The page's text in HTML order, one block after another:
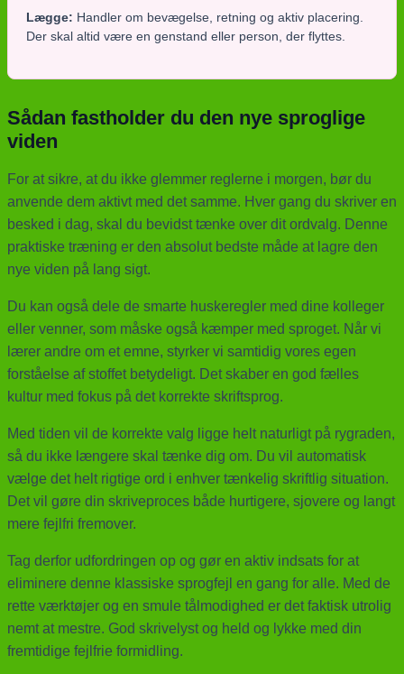
Lægge: Handler om bevægelse, retning og aktiv placering.
Der skal altid være en genstand eller person, der flyttes.
Sådan fastholder du den nye sproglige
viden
For at sikre, at du ikke glemmer reglerne i morgen, bør du
anvende dem aktivt med det samme. Hver gang du skriver en
besked i dag, skal du bevidst tænke over dit ordvalg. Denne
praktiske træning er den absolut bedste måde at lagre den
nye viden på lang sigt.
Du kan også dele de smarte huskeregler med dine kolleger
eller venner, som måske også kæmper med sproget. Når vi
lærer andre om et emne, styrker vi samtidig vores egen
forståelse af stoffet betydeligt. Det skaber en god fælles
kultur med fokus på det korrekte skriftsprog.
Med tiden vil de korrekte valg ligge helt naturligt på rygraden,
så du ikke længere skal tænke dig om. Du vil automatisk
vælge det helt rigtige ord i enhver tænkelig skriftlig situation.
Det vil gøre din skriveproces både hurtigere, sjovere og langt
mere fejlfri fremover.
Tag derfor udfordringen op og gør en aktiv indsats for at
eliminere denne klassiske sprogfejl en gang for alle. Med de
rette værktøjer og en smule tålmodighed er det faktisk utrolig
nemt at mestre. God skrivelyst og held og lykke med din
fremtidige fejlfrie formidling.